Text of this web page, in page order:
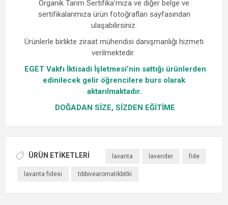
Organik Tarım Sertifika'mıza ve diğer belge ve
sertifikalarımıza ürün fotoğrafları sayfasından
ulaşabilirsiniz.
Ürünlerle birlikte ziraat mühendisi danışmanlığı hizmeti
verilmektedir.
EGET Vakfı İktisadi İşletmesi’nin sattığı ürünlerden
edinilecek gelir öğrencilere burs olarak
aktarılmaktadır.
DOĞADAN SİZE, SİZDEN EĞİTİME
ÜRÜN ETIKETLERI lavanta lavender fide
lavanta fidesi tıbbivearomatikbitki